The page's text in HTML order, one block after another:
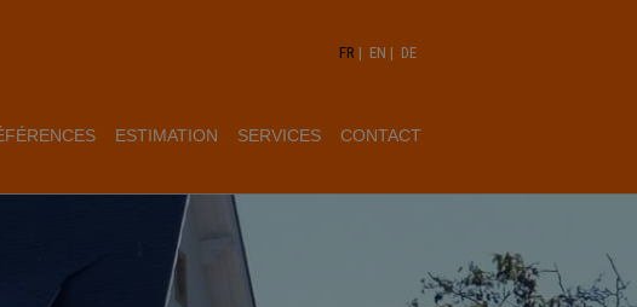
FR | EN | DE
ESTIMATION SERVICES CONTACT